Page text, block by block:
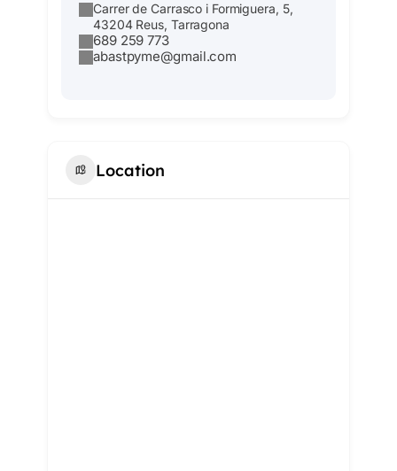
Carrer de Carrasco i Formiguera, 5,
43204 Reus, Tarragona
689 259 773
abastpyme@gmail.com
Location